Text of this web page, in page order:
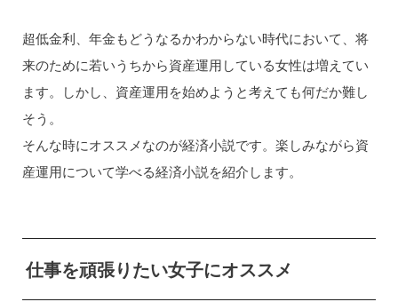
超低金利、年金もどうなるかわからない時代において、将
来のために若いうちから資産運用している女性は増えてい
ます。しかし、資産運用を始めようと考えても何だか難し
そう。
そんな時にオススメなのが経済小説です。楽しみながら資
産運用について学べる経済小説を紹介します。
仕事を頑張りたい女子にオススメ